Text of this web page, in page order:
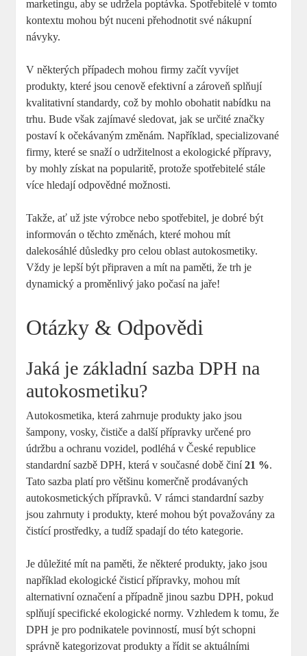
marketingu, aby se udržela poptávka. Spotřebitelé v​ tomto
kontextu⁢ mohou být nuceni přehodnotit své nákupní
návyky.
V‍ některých případech mohou firmy začít⁤ vyvíjet⁤
produkty,‍ které​ jsou cenově efektivní a‍ zároveň splňují
kvalitativní standardy, což by mohlo obohatit nabídku na⁣
trhu. Bude však zajímavé⁤ sledovat, jak se​ určité⁤ značky
postaví k očekávaným změnám. ⁤Například, ⁤specializované
firmy, které se snaží‍ o udržitelnost a ​ekologické přípravy,
by mohly ‍získat na popularitě, protože ⁢spotřebitelé stále
více hledají ‌odpovědné možnosti.
Takže, ​ať už jste výrobce nebo spotřebitel, je dobré ​být‍
informován​ o těchto změnách,⁢ které mohou‌ mít
‍dalekosáhlé důsledky pro celou oblast ​autokosmetiky.
Vždy je ⁣lepší být ‌připraven a mít na paměti, že trh je
dynamický a proměnlivý jako počasí ​na jaře!
Otázky⁣ & Odpovědi
Jaká je⁢ základní sazba DPH na
autokosmetiku?
Autokosmetika, ‍která‌ zahrnuje ‍produkty ⁣jako jsou
šampony, ⁣vosky, čističe a další přípravky určené pro
údržbu a ochranu vozidel, podléhá v‌ České republice
standardní sazbě DPH, ‍která v současné době ​činí⁤21 %.
Tato sazba‍ platí pro většinu komerčně prodávaných
‍autokosmetických přípravků. V rámci⁢ standardní sazby
jsou‍ zahrnuty i produkty,‌ které mohou být považovány za
čistící prostředky, a tudíž spadají do této⁤ kategorie.
Je důležité mít na paměti,⁤ že některé produkty, jako jsou
například ekologické čisticí přípravky, mohou mít
alternativní označení a případně jinou sazbu DPH, pokud
splňují⁣ specifické ekologické normy. Vzhledem k tomu, že
DPH je pro podnikatele povinností, musí‍ být⁢ schopni
správně kategorizovat produkty a řídit se aktuálními ​